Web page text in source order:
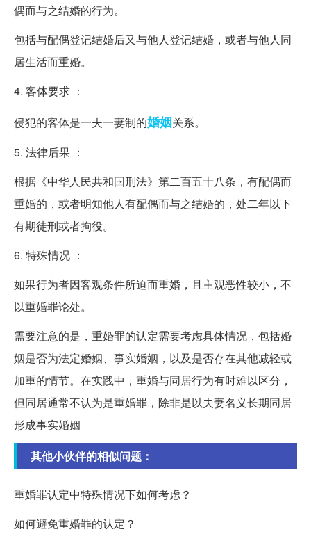
偶而与之结婚的行为。
包括与配偶登记结婚后又与他人登记结婚，或者与他人同
居生活而重婚。
4. 客体要求 ：
侵犯的客体是一夫一妻制的婚姻关系。
5. 法律后果 ：
根据《中华人民共和国刑法》第二百五十八条，有配偶而
重婚的，或者明知他人有配偶而与之结婚的，处二年以下
有期徒刑或者拘役。
6. 特殊情况 ：
如果行为者因客观条件所迫而重婚，且主观恶性较小，不
以重婚罪论处。
需要注意的是，重婚罪的认定需要考虑具体情况，包括婚
姻是否为法定婚姻、事实婚姻，以及是否存在其他减轻或
加重的情节。在实践中，重婚与同居行为有时难以区分，
但同居通常不认为是重婚罪，除非是以夫妻名义长期同居
形成事实婚姻
其他小伙伴的相似问题：
重婚罪认定中特殊情况下如何考虑？
如何避免重婚罪的认定？